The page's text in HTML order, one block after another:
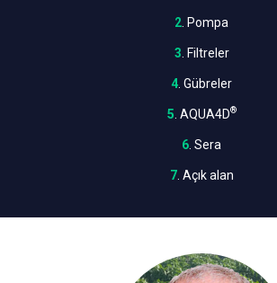
2 . Pompa
3 . Filtreler
4 . Gübreler
5 . AQUA4D®
6 . Sera
7. Açık alan